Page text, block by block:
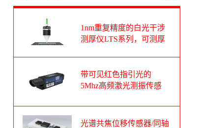
1nm重复精度的白光干涉
测厚仪LTS系列，可测厚
带可见红色指引光的
5Mhz高频激光测振传感
光谱共焦位移传感器/同轴